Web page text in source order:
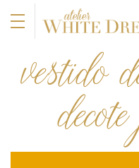
vestido